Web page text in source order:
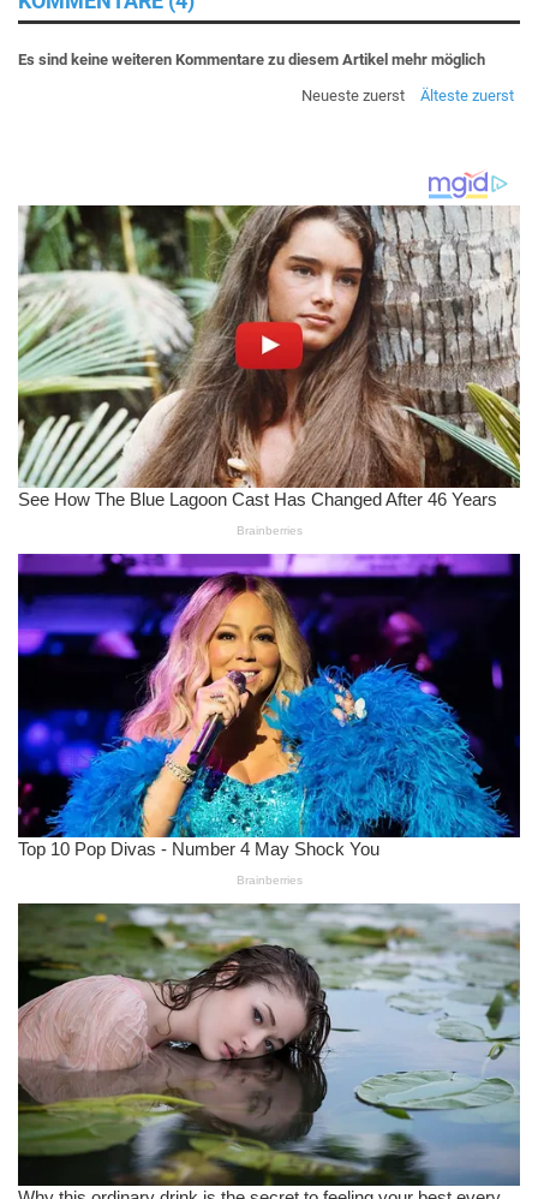
Es sind keine weiteren Kommentare zu diesem Artikel mehr möglich
Neueste zuerst
Älteste zuerst